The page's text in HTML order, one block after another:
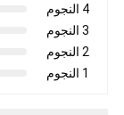
4 النجوم
3 النجوم
2 النجوم
1 النجوم